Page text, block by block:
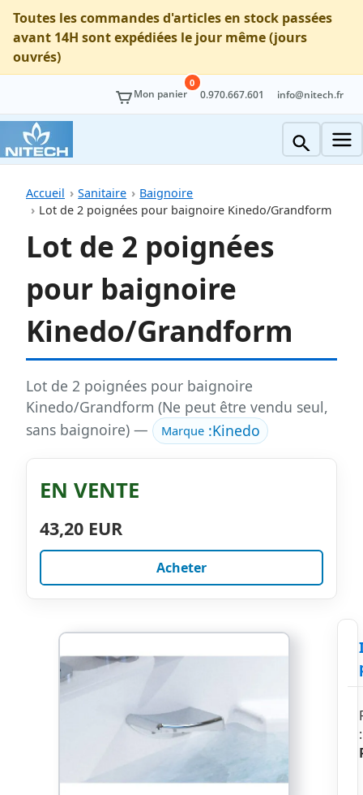
Toutes les commandes d'articles en stock passées
avant 14H sont expédiées le jour même (jours
ouvrés)
Mon panier
0
0.970.667.601 info@nitech.fr
Accueil Sanitaire
Baignoire
Lot de 2 poignées pour baignoire Kinedo/Grandform
Lot de 2 poignées
pour baignoire
Kinedo/Grandform
Lot de 2 poignées pour baignoire
Kinedo/Grandform (Ne peut être vendu seul,
sans baignoire) —
Marque:Kinedo
EN VENTE
43,20 EUR
Acheter